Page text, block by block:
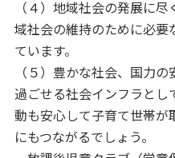
（４）地域社会の発展に
域社会の維持のために必要
ています。
（５）豊かな社会、国力
過ごせる社会インフラとし
動も安心して子育て世帯が
にもつながるでしょう。